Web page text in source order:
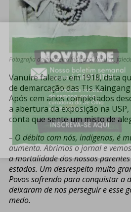
Fotografia da guerreira indígena Vanuíre,
Vanuíre faleceu em 1918, data
de demarcação das TIs
Após cem anos completados
a abertura da exposição na
conta que sente um misto de
– O débito com nós, indígenas, é
aumenta. Abrimos o jornal e
a mortalidade dos nossos
estados. Um desrespeito muito
Povos sofrendo para conquistar a
deixaram de nos perseguir e esse
medo.